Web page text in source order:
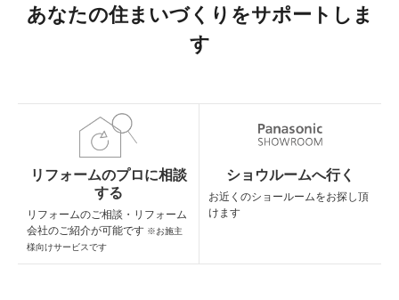
あなたの住まいづくりをサポートしま
す
リフォームのプロに相談
する
リフォームのご相談・ リフォーム
会社のご紹介が可能です ※お施主
様向けサービスです
ショウルームへ行く
お近くのショールームをお探し頂
けます